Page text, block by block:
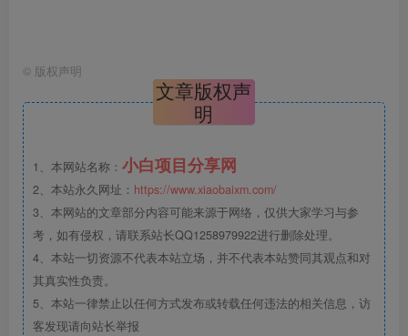
© 版权声明
文章版权声
明
1、本网站名称： 小白项目分享网
2、本站永久网址： https://www.xiaobaixm.com/
3、本网站的文章部分内容可能来源于网络，仅供大家学习与参
考，如有侵权，请联系站长QQ1258979922进行删除处理。
4、本站一切资源不代表本站立场，并不代表本站赞同其观点和对
其真实性负责。
5、本站一律禁止以任何方式发布或转载任何违法的相关信息，访
客发现请向站长举报